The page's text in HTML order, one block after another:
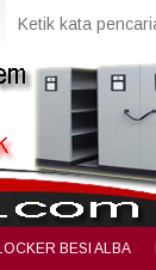
BESI ALBA